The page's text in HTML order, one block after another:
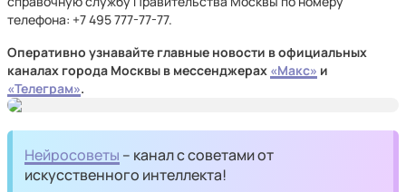
телефона: +7 495 777⁠-77⁠-77.
Оперативно узнавайте главные новости в официальных
каналах города Москвы в мессенджерах «Макс» и
«Телеграм».
Нейросоветы – канал с советами от
искусственного интеллекта!